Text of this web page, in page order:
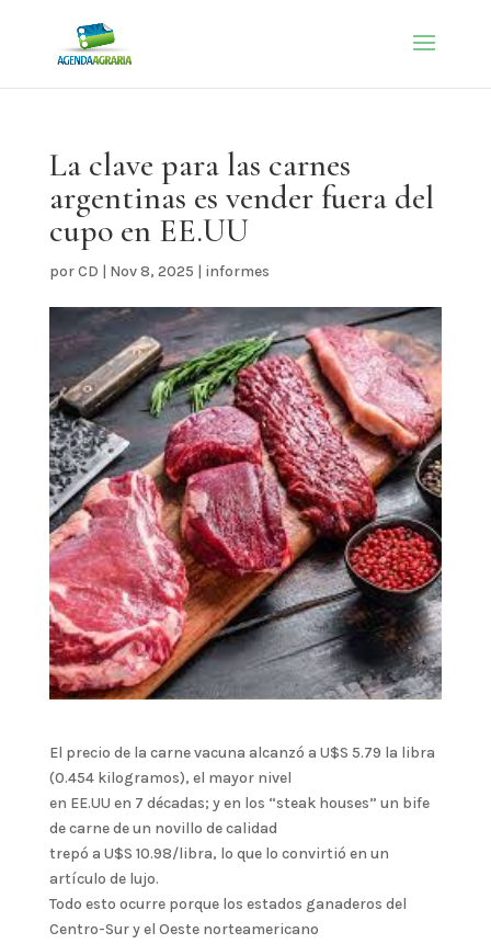
La clave para las carnes
argentinas es vender fuera del
cupo en EE.UU
porCD | Nov 8, 2025 | informes
El precio de la carne vacuna alcanzó a U$S 5.79 la libra
(0.454 kilogramos), el mayor nivel
en EE.UU en 7 décadas; y en los “steak houses” un bife
de carne de un novillo de calidad
trepó a U$S 10.98/libra, lo que lo convirtió en un
artículo de lujo.
Todo esto ocurre porque los estados ganaderos del
Centro-Sur y el Oeste norteamericano